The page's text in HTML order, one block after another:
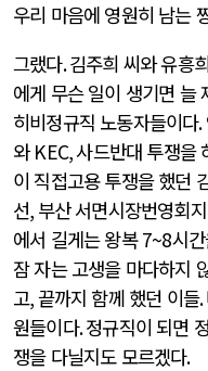
우리 마음에 영원히 남는
그랬다.김주희 씨와 유흥
에게 무슨 일이 생기면 늘
히비정규직 노동자들이다.
와KEC,사드반대 투쟁을
이 직접고용 투쟁을 했던
선, 부산 서면시장번영회
에서 길게는 왕복7~8시
잠 자는 고생을 마다하지
고,끝까지 함께 했던 이들.
원들이다.정규직이 되면
쟁을 다닐지도 모르겠다.